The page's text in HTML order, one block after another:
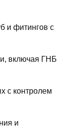
и фитингов с
включая ГНБ
с контролем
и